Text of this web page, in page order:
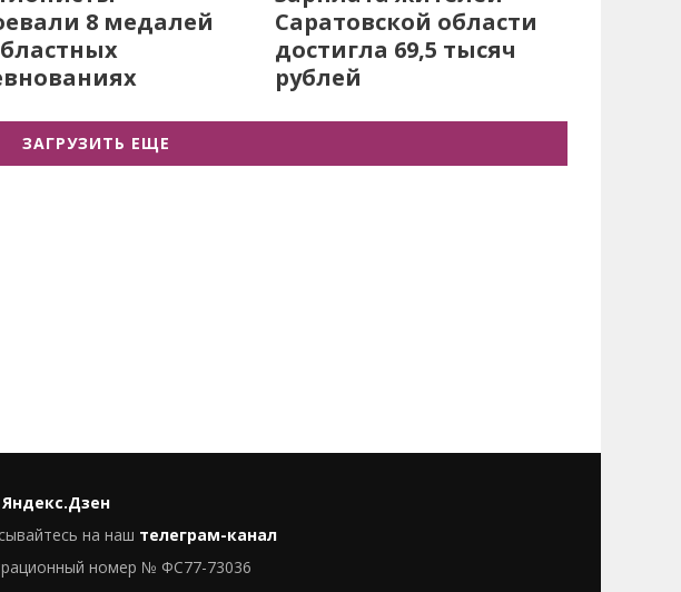
8 медалей
Саратовской области
достигла 69,5 тысяч
рублей
ЗАГРУЗИТЬ ЕЩЕ
Яндекс.Дзен
на наш телеграм-канал
номер № ФС77-73036